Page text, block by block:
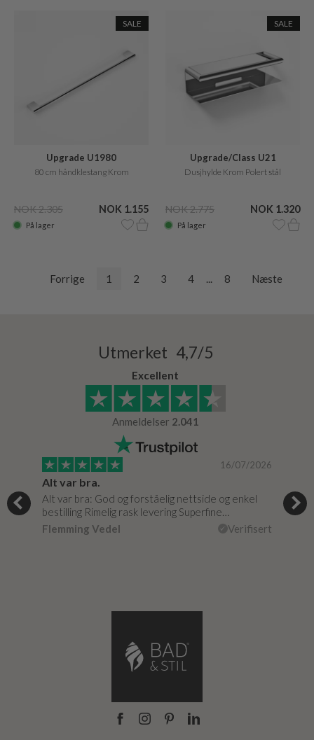
SALE
Upgrade U1980
80 cm håndklestang Krom
NOK 2.305 NOK 1.155
På lager
SALE
Upgrade/Class U21
Dusjhylde Krom Polert stål
NOK 2.775 NOK 1.320
På lager
Forrige 1 2 3 4 ... 8 Næste
Utmerket 4,7/5
Excellent
Anmeldelser 2.041
16/07/2026
Alt var bra.
Alt var bra: God og forståelig nettside og enkel
bestilling Rimelig rask levering Superfine…
Flemming Vedel
Verifisert
Jeg
fikk